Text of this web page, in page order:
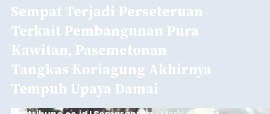
Sempat Terjadi Perseteruan
Terkait Pembangunan Pura
Kawitan, Pasemetonan
Tangkas Koriagung Akhirnya
Tempuh Upaya Damai